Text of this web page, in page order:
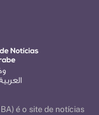
é o site de notícias